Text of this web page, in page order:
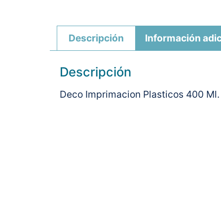
Descripción Información
Descripción
Deco Imprimacion Plasticos 400 Ml.